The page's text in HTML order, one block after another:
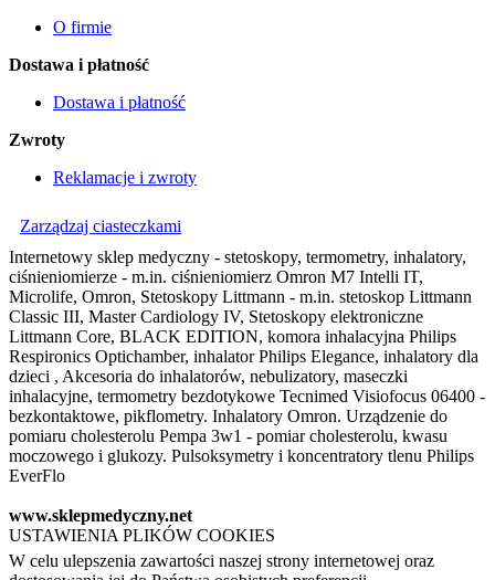
O firmie
Dostawa i płatność
Dostawa i płatność
Zwroty
Reklamacje i zwroty
Zarządzaj ciasteczkami
Internetowy sklep medyczny - stetoskopy, termometry, inhalatory,
ciśnieniomierze - m.in. ciśnieniomierz Omron M7 Intelli IT,
Microlife, Omron, Stetoskopy Littmann - m.in. stetoskop Littmann
Classic III, Master Cardiology IV, Stetoskopy elektroniczne
Littmann Core, BLACK EDITION, komora inhalacyjna Philips
Respironics Optichamber, inhalator Philips Elegance, inhalatory dla
dzieci , Akcesoria do inhalatorów, nebulizatory, maseczki
inhalacyjne, termometry bezdotykowe Tecnimed Visiofocus 06400 -
bezkontaktowe, pikflometry. Inhalatory Omron. Urządzenie do
pomiaru cholesterolu Pempa 3w1 - pomiar cholesterolu, kwasu
moczowego i glukozy. Pulsoksymetry i koncentratory tlenu Philips
EverFlo
www.sklepmedyczny.net
USTAWIENIA PLIKÓW COOKIES
W celu ulepszenia zawartości naszej strony internetowej oraz